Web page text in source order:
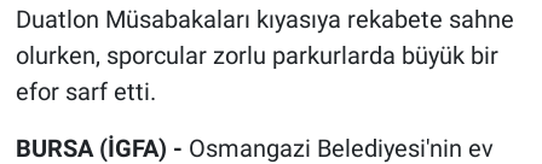
Duatlon Müsabakaları kıyasıya rekabete sahne
olurken, sporcular zorlu parkurlarda büyük bir
efor sarf etti.
BURSA (İGFA) - Osmangazi Belediyesi'nin ev